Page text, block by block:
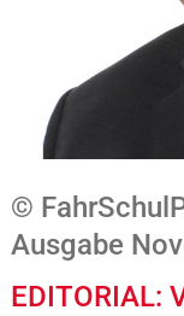
©
Ausgabe
EDITORIAL: